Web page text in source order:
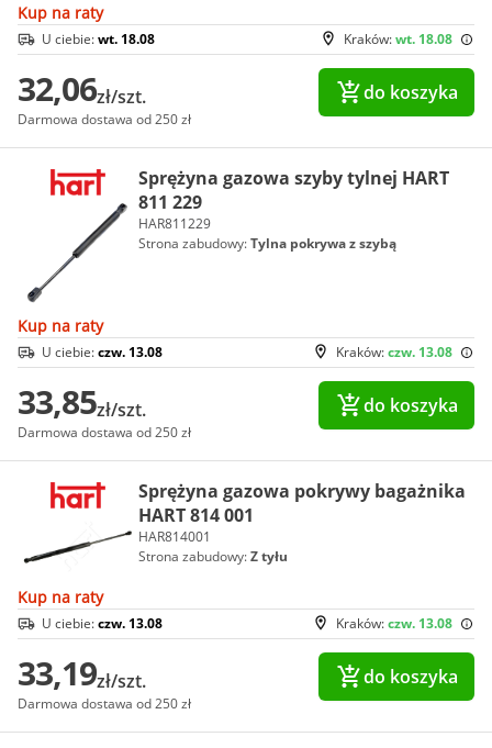
Kup na raty
Kraków:wt. 18.08
U ciebie:wt. 18.08
32,06zł/szt.
Darmowa dostawa od 250 zł
do koszyka
Sprężyna gazowa szyby tylnej HART
811 229
HAR811229
Strona zabudowy:Tylna pokrywa z szybą
Kup na raty
Kraków:czw. 13.08
U ciebie:czw. 13.08
33,85zł/szt.
Darmowa dostawa od 250 zł
do koszyka
Sprężyna gazowa pokrywy bagażnika
HART 814 001
HAR814001
Strona zabudowy:Z tyłu
Kup na raty
Kraków:czw. 13.08
U ciebie:czw. 13.08
33,19zł/szt.
Darmowa dostawa od 250 zł
do koszyka